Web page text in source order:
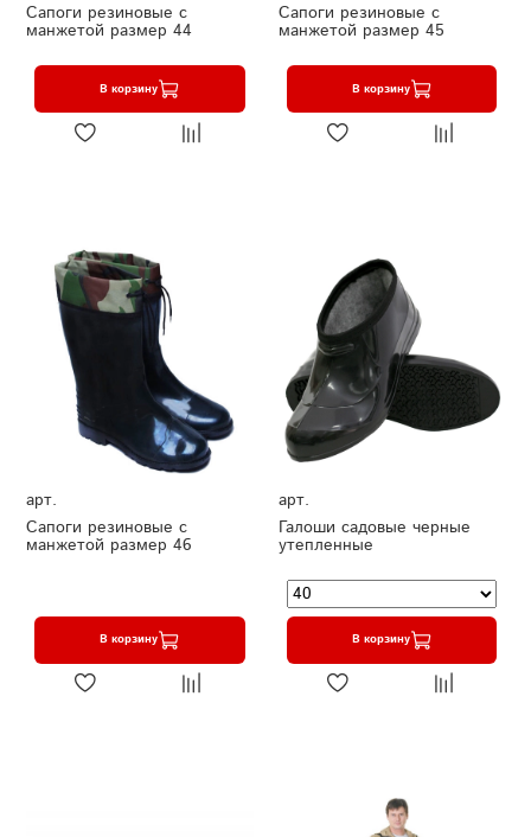
Сапоги резиновые с
манжетой размер 44
В корзину
Сапоги резиновые с
манжетой размер 45
В корзину
арт.
Сапоги резиновые с
манжетой размер 46
В корзину
арт.
Галоши садовые черные
утепленные
В корзину